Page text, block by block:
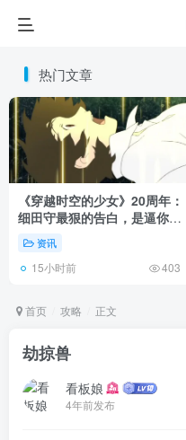
热门文章
《穿越时空的少女》20周年：
细田守最狠的告白，是逼你承
认有些夏天回不去了！
资讯
15小时前 403
首页 攻略 正文
劫掠兽
看板娘
4年前发布